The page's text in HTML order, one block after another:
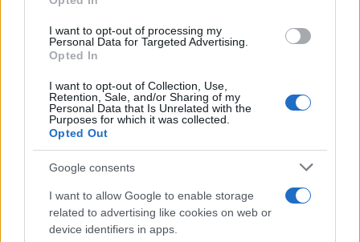
I want to opt-out of processing my
Personal Data for Targeted Advertising.
Opted In
I want to opt-out of Collection, Use,
Retention, Sale, and/or Sharing of my
Personal Data that Is Unrelated with the
Purposes for which it was collected.
Opted Out
Google consents
I want to allow Google to enable storage
related to advertising like cookies on web or
device identifiers in apps.
ELON MUSK: (Il problema diOpen AI
) è che hanno
addestratoChatGPT per commentare su alcune
questione degli eticisti della IA,ndr mentire
a volte, a non dirci ciò che i dati reali potrebbero
TUCKER CARLSON: Ma come è possibile? Ha
fondato lei quella società.